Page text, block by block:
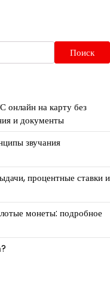
Поиск
онлайн на карту без
и документы
звучания
процентные ставки и
монеты: подробное